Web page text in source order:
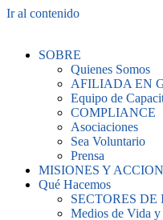
Ir al contenido
SOBRE
Quienes Somos
AFILIADA EN
Equipo de
COMPLIANCE
Asociaciones
Sea Voluntario
Prensa
MISIONES Y
Qué Hacemos
SECTORES
Medios de Vida y